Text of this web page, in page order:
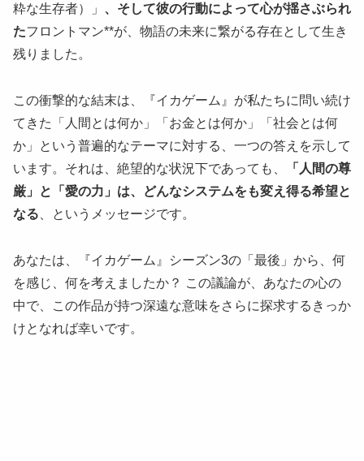
粋な生存者）」 、そして彼の行動によって心が揺さぶられ
たフロントマン**が、物語の未来に繋がる存在として生き
残りました。
この衝撃的な結末は、『イカゲーム』が私たちに問い続け
てきた「人間とは何か」「お金とは何か」「社会とは何
か」という普遍的なテーマに対する、一つの答えを示して
います。それは、絶望的な状況下であっても、
「人間の尊
厳」と「愛の力」は、どんなシステムをも変え得る希望と
なる 、というメッセージです。
あなたは、『イカゲーム』シーズン3の「最後」から、何
を感じ、何を考えましたか？ この議論が、あなたの心の
中で、この作品が持つ深遠な意味をさらに探求するきっか
けとなれば幸いです。